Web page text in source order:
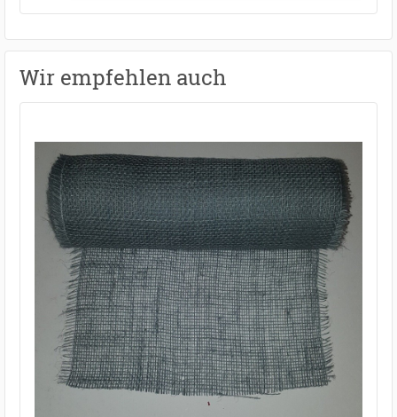
Wir empfehlen auch